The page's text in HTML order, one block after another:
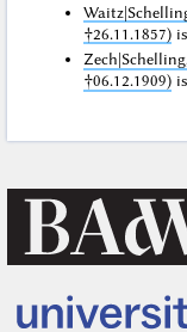
†26.11.1857)
†06.12.1909)